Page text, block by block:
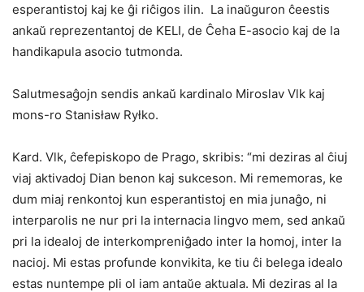
esperantistoj kaj ke ĝi riĉigos ilin. La inaŭguron ĉeestis
ankaŭ reprezentantoj de KELI, de Ĉeha E-asocio kaj de la
handikapula asocio tutmonda.
Salutmesaĝojn sendis ankaŭ kardinalo Miroslav Vlk kaj
mons-ro Stanisław Ryłko.
Kard. Vlk, ĉefepiskopo de Prago, skribis: “mi deziras al ĉiuj
viaj aktivadoj Dian benon kaj sukceson. Mi rememoras, ke
dum miaj renkontoj kun esperantistoj en mia junaĝo, ni
interparolis ne nur pri la internacia lingvo mem, sed ankaŭ
pri la idealoj de interkompreniĝado inter la homoj, inter la
nacioj. Mi estas profunde konvikita, ke tiu ĉi belega idealo
estas nuntempe pli ol iam antaŭe aktuala. Mi deziras al la